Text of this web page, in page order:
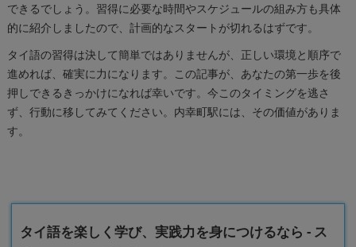
できるでしょう。習得に必要な時間やスケジュールの組み方も具体
的に紹介しましたので、計画的なスタートが切れるはずです。
タイ語の習得は決して簡単ではありませんが、正しい環境と順序で
進めれば、確実に力になります。この記事が、あなたの第一歩を後
押しできるきっかけになれば幸いです。今このタイミングを逃さ
ず、行動に移してみてください。内幸町駅には、その価値がありま
す。
タイ語を楽しく学び、実践力を身につけるなら - ス